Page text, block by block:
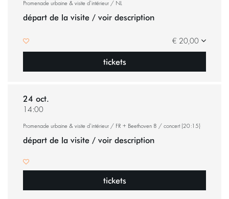
Promenade urbaine & visite d’intérieur / NL
départ de la visite / voir description
€ 20,00
tickets
24 oct.
14:00
Promenade urbaine & visite d’intérieur / FR + Beethoven 8 / concert (20:15)
départ de la visite / voir description
tickets